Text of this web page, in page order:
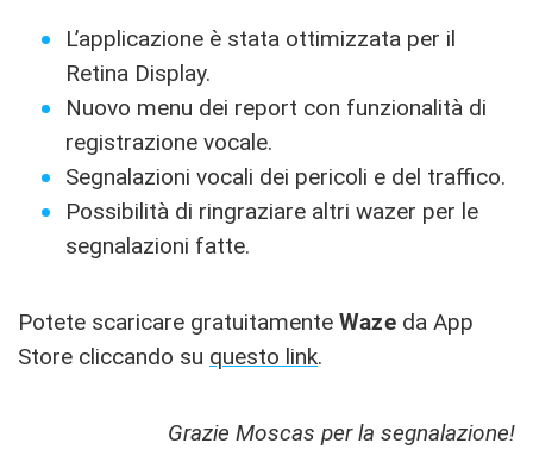
L’applicazione è stata ottimizzata per il
Retina Display.
Nuovo menu dei report con funzionalità di
registrazione vocale.
Segnalazioni vocali dei pericoli e del traffico.
Possibilità di ringraziare altri wazer per le
segnalazioni fatte.
Potete scaricare gratuitamente Wazeda App
Store cliccando su questo link.
Grazie Moscas per la segnalazione!